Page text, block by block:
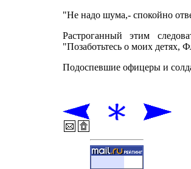
"Не надо шума,- спокойно
Растроганный этим
"Позаботьтесь о моих детях,
Подоспевшие офицеры и